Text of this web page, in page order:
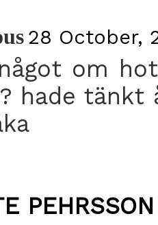
28 October,
om
hade tänkt
PEHRSSON